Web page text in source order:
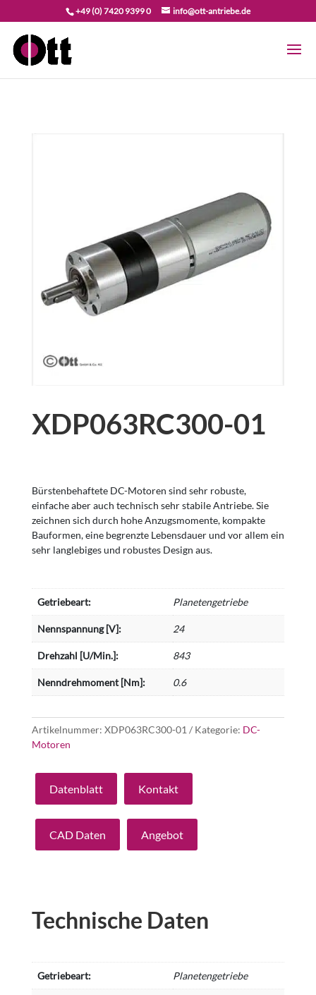
+49 (0) 7420 9399 0 info@ott-antriebe.de
XDP063RC300-01
Bürstenbehaftete DC-Motoren sind sehr robuste,
einfache aber auch technisch sehr stabile Antriebe. Sie
zeichnen sich durch hohe Anzugsmomente, kompakte
Bauformen, eine begrenzte Lebensdauer und vor allem ein
sehr langlebiges und robustes Design aus.
Getriebeart: Planetengetriebe
Nennspannung [V]: 24
Drehzahl [U/Min.]: 843
Nenndrehmoment [Nm]: 0.6
Artikelnummer: XDP063RC300-01 Kategorie: DC-
Motoren
Datenblatt Kontakt
CAD Daten Angebot
Technische Daten
Getriebeart: Planetengetriebe